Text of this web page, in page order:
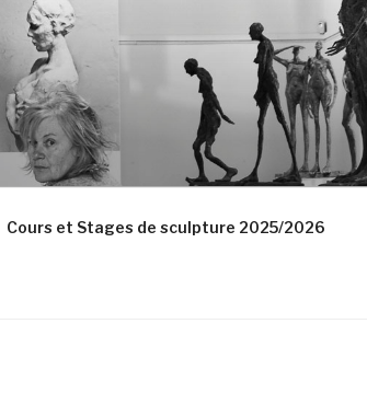
Cours et Stages de sculpture 2025/2026